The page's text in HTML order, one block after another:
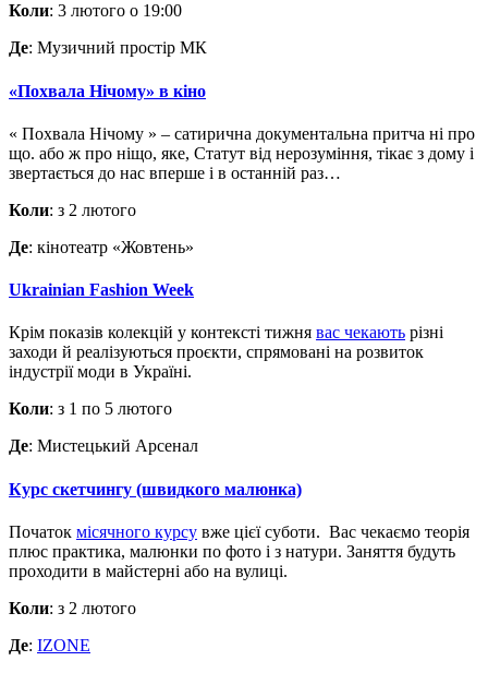
Коли: 3 лютого о 19:00
Де: Музичний простір МК
«Похвала Нічому» в кіно
« Похвала Нічому » – сатирична документальна притча ні про
що. або ж про ніщо, яке, Статут від нерозуміння, тікає з дому і
звертається до нас вперше і в останній раз…
Коли: з 2 лютого
Де: кінотеатр «Жовтень»
Ukrainian Fashion Week
Крім показів колекцій у контексті тижня вас чекають різні
заходи й реалізуються проєкти, спрямовані на розвиток
індустрії моди в Україні.
Коли: з 1 по 5 лютого
Де: Мистецький Арсенал
Курс скетчингу (швидкого малюнка)
Початок місячного курсу вже цієї суботи. Вас чекаємо теорія
плюс практика, малюнки по фото і з натури. Заняття будуть
проходити в майстерні або на вулиці.
Коли: з 2 лютого
Де: IZONE